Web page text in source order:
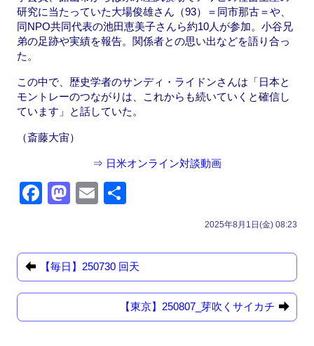
研究に当たっていた大場俊雄さん（93）＝同市那古＝や、
同NPO共同代表の池田恵美子さんら約10人が参加。小谷兄
弟の足跡や実績を報告。関係者との思い出などを語り合っ
た。
この中で、歴史学者のサンディ・ライドンさんは「日本と
モントレーのつながりは、これからも続いていくと確信し
ています」と話していた。
（斎藤大宙）
⇒ 日米オンライン対談動画
F
e
b
o
M
o
d
n
E
2025年8月1日(金) 08:23
【毎日】250730 回天
【東京】250807_芽吹くサイカチ